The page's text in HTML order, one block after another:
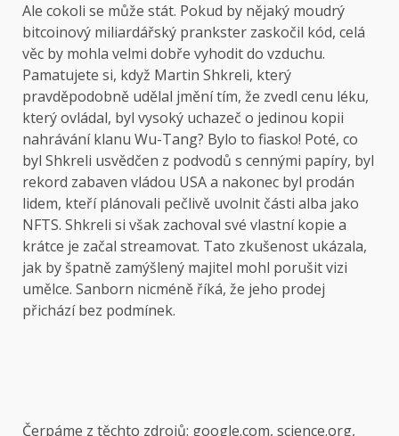
Ale cokoli se může stát. Pokud by nějaký moudrý
bitcoinový miliardářský prankster zaskočil kód, celá
věc by mohla velmi dobře vyhodit do vzduchu.
Pamatujete si, když Martin Shkreli, který
pravděpodobně udělal jmění tím, že zvedl cenu léku,
který ovládal, byl vysoký uchazeč o jedinou kopii
nahrávání klanu Wu-Tang? Bylo to fiasko! Poté, co
byl Shkreli usvědčen z podvodů s cennými papíry, byl
rekord zabaven vládou USA a nakonec byl prodán
lidem, kteří plánovali pečlivě uvolnit části alba jako
NFTS. Shkreli si však zachoval své vlastní kopie a
krátce je začal streamovat. Tato zkušenost ukázala,
jak by špatně zamýšlený majitel mohl porušit vizi
umělce. Sanborn nicméně říká, že jeho prodej
přichází bez podmínek.
Čerpáme z těchto zdrojů: google.com, science.org,